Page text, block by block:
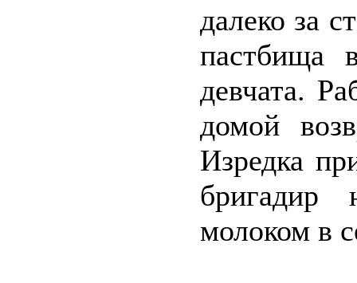
далеко за
пастбища
девчата.
домой
Изредка
бригадир
молоком в